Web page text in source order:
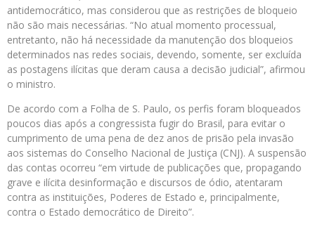
antidemocrático, mas considerou que as restrições de bloqueio
não são mais necessárias. “No atual momento processual,
entretanto, não há necessidade da manutenção dos bloqueios
determinados nas redes sociais, devendo, somente, ser excluída
as postagens ilícitas que deram causa a decisão judicial”, afirmou
o ministro.
De acordo com a Folha de S. Paulo, os perfis foram bloqueados
poucos dias após a congressista fugir do Brasil, para evitar o
cumprimento de uma pena de dez anos de prisão pela invasão
aos sistemas do Conselho Nacional de Justiça (CNJ). A suspensão
das contas ocorreu “em virtude de publicações que, propagando
grave e ilícita desinformação e discursos de ódio, atentaram
contra as instituições, Poderes de Estado e, principalmente,
contra o Estado democrático de Direito”.